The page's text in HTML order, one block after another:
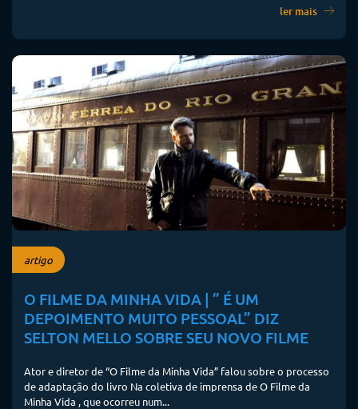
ler mais
artigo
O FILME DA MINHA VIDA | ” É UM
DEPOIMENTO MUITO PESSOAL” DIZ
SELTON MELLO SOBRE SEU NOVO FILME
Ator e diretor de “O Filme da Minha Vida” falou sobre o processo
de adaptação do livro Na coletiva de imprensa de O Filme da
Minha Vida , que ocorreu num...